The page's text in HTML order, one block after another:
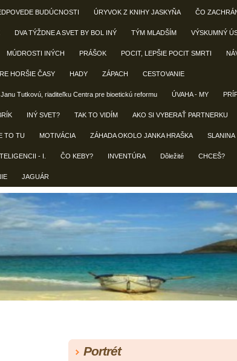
BUDÚCNOSTI ÚRYVOK Z KNIHY JASKYŇA ČO
DVA TÝŽDNE A SVET BY BOL INÝ TÝM MLADŠÍM VÝSKUMNÝ
MÚDROSTI INÝCH PRÁŠOK POCIT, LEPŠIE POCIT SMRTI
HORŠIE ČASY HADY ZÁPACH CESTOVANIE
Tutkovú, riaditeľku Centra pre bioetickú reformu ÚVAHA - MY
INÝ SVET? TAK TO VIDÍM AKO SI VYBERAŤ PARTNERKU
TO TU MOTIVÁCIA ZÁHADA OKOLO JANKA HRAŠKA SLANINA
- I. ČO KEBY? INVENTÚRA Dôležité CHCEŠ?
JAGUÁR
Portrét